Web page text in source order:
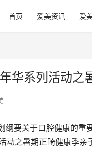
首页 爱美资讯 爱
华系列活动之
纲要关于口腔健康的
动之暑期正畸健康季